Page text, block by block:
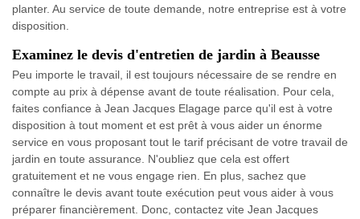
planter. Au service de toute demande, notre entreprise est à votre
disposition.
Examinez le devis d'entretien de jardin à Beausse
Peu importe le travail, il est toujours nécessaire de se rendre en
compte au prix à dépense avant de toute réalisation. Pour cela,
faites confiance à Jean Jacques Elagage parce qu'il est à votre
disposition à tout moment et est prêt à vous aider un énorme
service en vous proposant tout le tarif précisant de votre travail de
jardin en toute assurance. N'oubliez que cela est offert
gratuitement et ne vous engage rien. En plus, sachez que
connaître le devis avant toute exécution peut vous aider à vous
préparer financièrement. Donc, contactez vite Jean Jacques